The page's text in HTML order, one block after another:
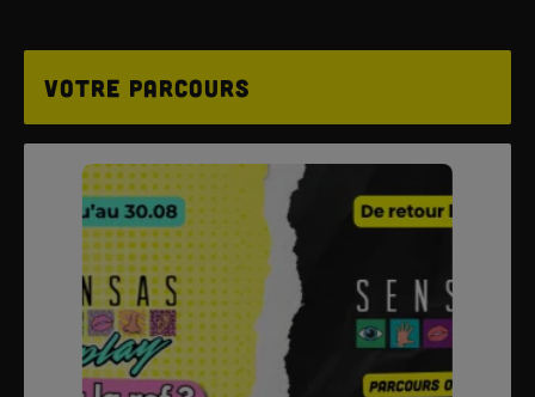
Votre parcours